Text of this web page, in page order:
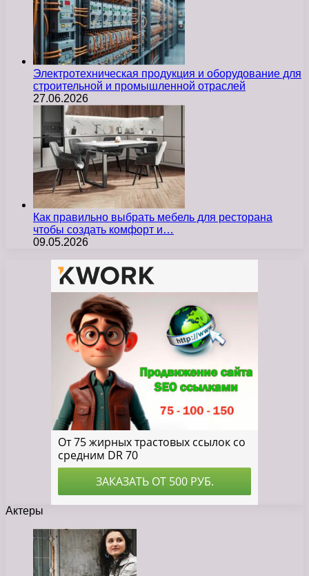
Электротехническая продукция и оборудование для
строительной и промышленной отраслей
27.06.2026
Как правильно выбрать мебель для ресторана
чтобы создать комфорт и…
09.05.2026
Актеры